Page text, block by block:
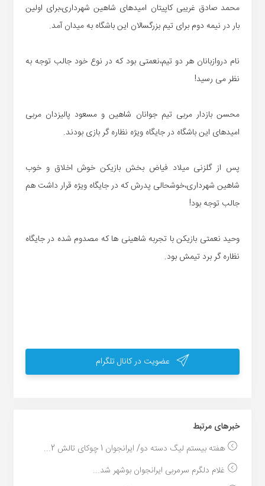
محمد صادق غریبی کاپیتان امیدهای شاهین شهرداری،برای اولین
بار در نیمه دوم برای تیم بزرگسالان این باشگاه به میدان آمد.
نام دروازبانان هر دو تیم،نعمتی بود که در نوع خود جالب توجه به
نظر می رسید!
محسن بازدار مربی تیم جوانان شاهین و مسعود پالیزدان مربی
امیدهای این باشگاه در جایگاه ویژه نظاره گر بازی بودند.
پس از گلزنی میلاد فیاض بخش بازیکن خوش اخلاق و خوب
شاهین شهرداری،خوشحالی پدرش که در جایگاه ویژه قرار داشت هم
جالب توجه بود!
وحید نعمتی بازیکن با تجربه شاهینی ها که مصدوم شده در جایگاه
نظاره گر برد تیمش بود.
عضویت در کانال تلگرام
خبر‌های مرتبط
هفته بیستم لیگ دسته دو/ ایرانجوان 1 چوکای تالش 2...
غلام دلگرم سرمربی ایرانجوان بوشهر شد...